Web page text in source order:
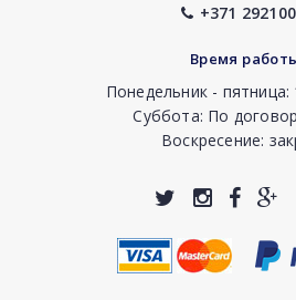
+371
Время
Понедельник - пятница:
Суббота: По
Воскресение: